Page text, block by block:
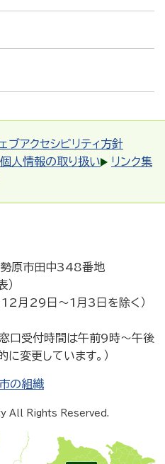
ブアクセシビリティ方針
個人情報の取り扱い
リンク集
原市田中348番地
12月29日～1月3日を除く）
窓口受付時間は午前9時～午後
変更しています。）
の組織
All Rights Reserved.